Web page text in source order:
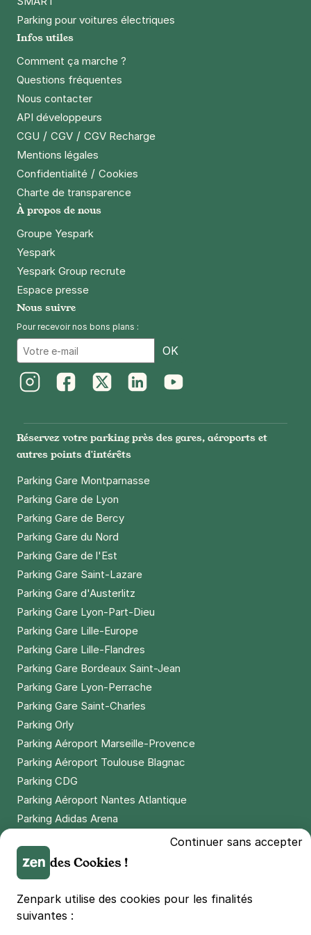
Les Vignes - Le Pré Saint Gervais
4,4
66 €/semaine
+ Abonnements disponibles
Botzaris - Paris 19
64 rue Compans
25 €/jour
Réserver
+ Abonnements disponibles
5 rue Danton - Le Pré Saint Gervais
5 rue Danton
93310Le Pré-Saint-Gervais
(56 avis)
Réserver
+ Abonnements disponibles
75019
4,1
Réserver
+ Abonnements disponibles
75019Paris
+ Abonnements disponibles
Paris - Porte des Lilas - Télégraphe
75020
2,50 €/heure,20 €/jour,65 €/semaine(tarifs dégressifs)
Réserver
Parking pour voitures électriques
Infos utiles
Comment ça marche ?
Questions fréquentes
Nous contacter
API développeurs
CGU / CGV / CGV Recharge
Mentions légales
Confidentialité / Cookies
Charte de transparence
À propos de nous
Groupe Yespark
Yespark
Yespark Group recrute
Espace presse
Nous suivre
Pour recevoir nos bons plans :
OK
Réservez votre parking près des gares, aéroports et
autres points d'intérêts
Parking Gare Montparnasse
Parking Gare de Lyon
Parking Gare de Bercy
Parking Gare du Nord
Parking Gare de l'Est
Parking Gare Saint-Lazare
Parking Gare d'Austerlitz
Parking Gare Lyon-Part-Dieu
Parking Gare Lille-Europe
Parking Gare Lille-Flandres
Parking Gare Bordeaux Saint-Jean
Parking Gare Lyon-Perrache
Parking Gare Saint-Charles
Parking Orly
Parking Aéroport Marseille-Provence
Parking Aéroport Toulouse Blagnac
Parking CDG
Parking Aéroport Nantes Atlantique
Parking Adidas Arena
Parking LDLC Arena
Parking Stade Pierre Mauroy
Parking Groupama Stadium
Parking Vélodrome
Continuer sans accepter
des Cookies !
Zenpark utilise des cookies pour les finalités
suivantes :